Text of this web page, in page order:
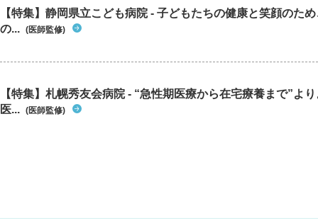
【特集】静岡県立こども病院 - 子どもたちの健康と笑顔のた
の... (医師監修)
【特集】札幌秀友会病院 - “急性期医療から在宅療養まで”よ
医... (医師監修)